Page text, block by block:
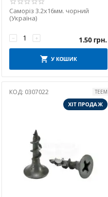
Саморіз 3.2х16мм. чорний
(Україна)
+
− 1.50 грн.
У КОШИК
КОД: 0307022
TEEM
ХІТ ПРОДАЖ